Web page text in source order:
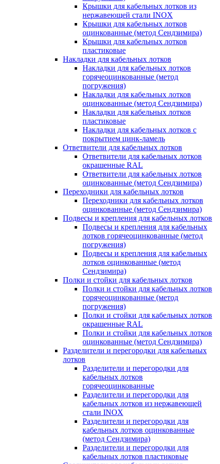
Крышки для кабельных лотков из
нержавеющей стали INOX
Крышки для кабельных лотков
оцинкованные (метод Сендзимира)
Крышки для кабельных лотков
пластиковые
Накладки для кабельных лотков
Накладки для кабельных лотков
горячеоцинкованные (метод
погружения)
Накладки для кабельных лотков
оцинкованные (метод Сендзимира)
Накладки для кабельных лотков
пластиковые
Накладки для кабельных лотков с
покрытием цинк-ламель
Ответвители для кабельных лотков
Ответвители для кабельных лотков
окрашенные RAL
Ответвители для кабельных лотков
оцинкованные (метод Сендзимира)
Переходники для кабельных лотков
Переходники для кабельных лотков
оцинкованные (метод Сендзимира)
Подвесы и крепления для кабельных лотков
Подвесы и крепления для кабельных
лотков горячеоцинкованные (метод
погружения)
Подвесы и крепления для кабельных
лотков оцинкованные (метод
Сендзимира)
Полки и стойки для кабельных лотков
Полки и стойки для кабельных лотков
горячеоцинкованные (метод
погружения)
Полки и стойки для кабельных лотков
окрашенные RAL
Полки и стойки для кабельных лотков
оцинкованные (метод Сендзимира)
Разделители и перегородки для кабельных
лотков
Разделители и перегородки для
кабельных лотков
горячеоцинкованные
Разделители и перегородки для
кабельных лотков из нержавеющей
стали INOX
Разделители и перегородки для
кабельных лотков оцинкованные
(метод Сендзимира)
Разделители и перегородки для
кабельных лотков пластиковые